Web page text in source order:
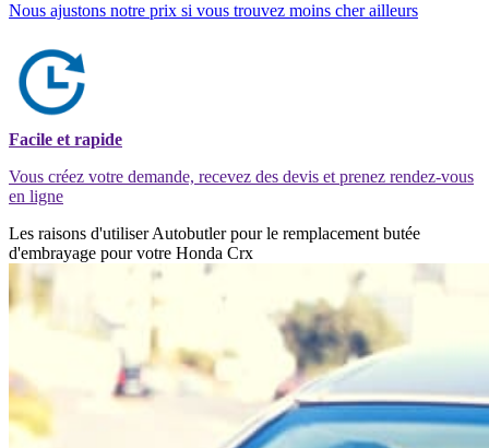
Nous ajustons notre prix si vous trouvez moins cher ailleurs
Facile et rapide
Vous créez votre demande, recevez des devis et prenez rendez-vous
en ligne
Les raisons d'utiliser Autobutler pour le remplacement butée
d'embrayage pour votre Honda Crx